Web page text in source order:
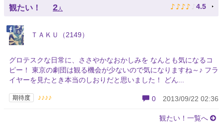
観たい！ 2人 ♪ ♪ ♪ ♪ ♪ 4.5
ＴＡＫＵ（2149）
グロテスクな日常に、ささやかなおかしみを なんとも気になるコ
ピー！ 東京の劇団は観る機会が少ないので気になりますね～♪ フラ
イヤーを見たとき本当のしおりだと思いました！ どん...
期待度 ♪♪♪♪ 0 2013/09/22 02:36
観たい！一覧へ